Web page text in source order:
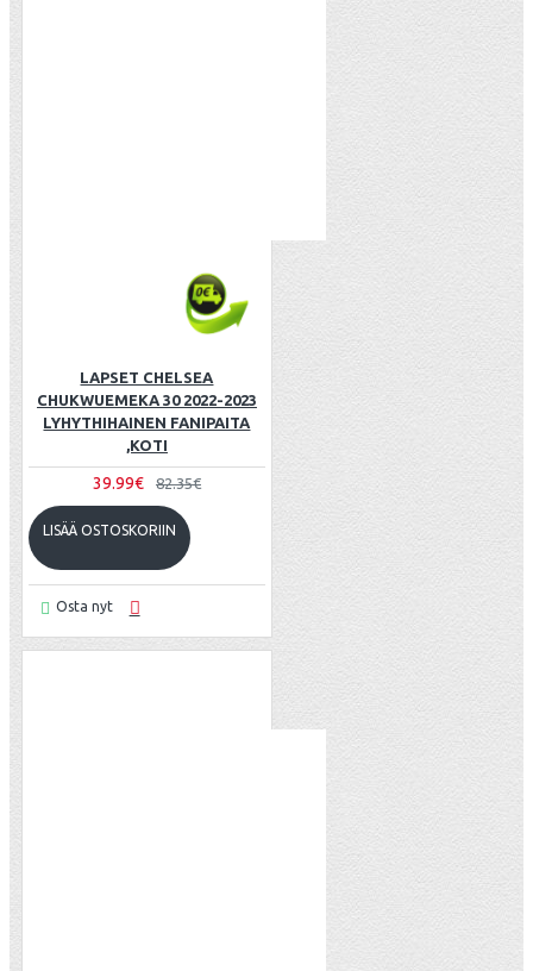
LAPSET CHELSEA
CHUKWUEMEKA 30 2022-2023
LYHYTHIHAINEN FANIPAITA
,KOTI
39.99€ 82.35€
LISÄÄ OSTOSKORIIN
Osta nyt